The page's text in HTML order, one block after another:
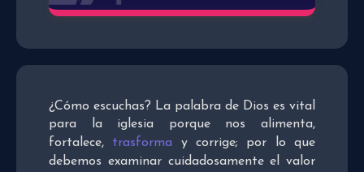
¿Cómo escuchas? La palabra de Dios es vital
para la iglesia porque nos alimenta,
fortalece, trasforma y corrige; por lo que
debemos examinar cuidadosamente el valor